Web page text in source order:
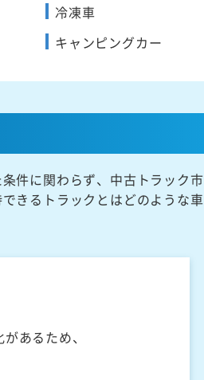
冷凍車
キャンピングカー
件に関わらず、中古トラック市
きるトラックとはどのような車
あるため、